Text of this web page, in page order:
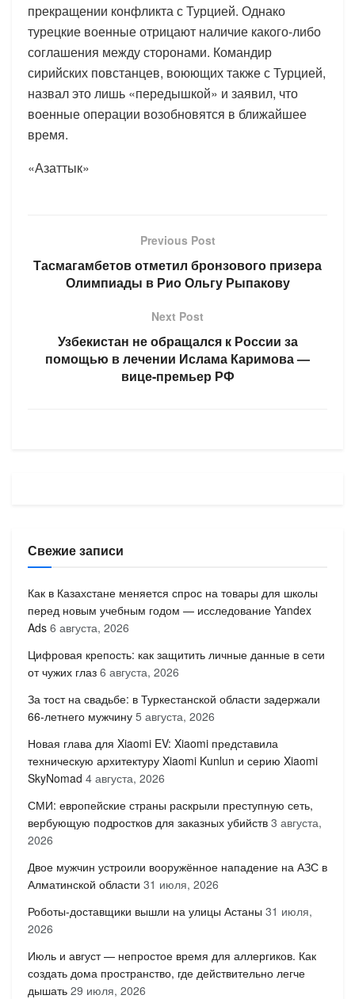
прекращении конфликта с Турцией. Однако
турецкие военные отрицают наличие какого-либо
соглашения между сторонами. Командир
сирийских повстанцев, воюющих также с Турцией,
назвал это лишь «передышкой» и заявил, что
военные операции возобновятся в ближайшее
время.
«Азаттык»
Previous Post
Тасмагамбетов отметил бронзового призера
Олимпиады в Рио Ольгу Рыпакову
Next Post
Узбекистан не обращался к России за
помощью в лечении Ислама Каримова —
вице-премьер РФ
Свежие записи
Как в Казахстане меняется спрос на товары для школы
перед новым учебным годом — исследование Yandex
Ads 6 августа, 2026
Цифровая крепость: как защитить личные данные в сети
от чужих глаз 6 августа, 2026
За тост на свадьбе: в Туркестанской области задержали
66-летнего мужчину 5 августа, 2026
Новая глава для Xiaomi EV: Xiaomi представила
техническую архитектуру Xiaomi Kunlun и серию Xiaomi
SkyNomad 4 августа, 2026
СМИ: европейские страны раскрыли преступную сеть,
вербующую подростков для заказных убийств 3 августа,
2026
Двое мужчин устроили вооружённое нападение на АЗС в
Алматинской области 31 июля, 2026
Роботы-доставщики вышли на улицы Астаны 31 июля,
2026
Июль и август — непростое время для аллергиков. Как
создать дома пространство, где действительно легче
дышать 29 июля, 2026